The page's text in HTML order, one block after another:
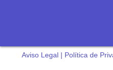
Aviso Legal | Política de